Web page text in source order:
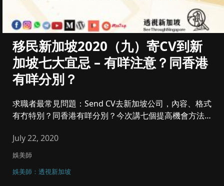
移民新加坡2020（九）寄CV到新
加坡七大宜忌 – 有咩注意？同香港
有咩分別？
求職者最常見問題：Send CV去新加坡公司，內容、格式
有冇特別？同香港有咩分別？今次講七個提高機會方法及
July 22, 2020
娛美師
娛美師：透視新加坡